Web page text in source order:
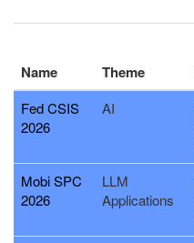
Name Theme
Fed CSIS
2026
AI
Mobi SPC
2026
LLM
Applications